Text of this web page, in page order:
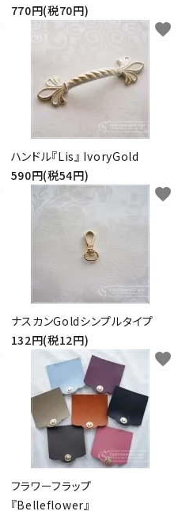
770円(税70円)
ハンドル『Lis』 IvoryGold
590円(税54円)
favorite
ナスカンGoldシンプルタイプ
132円(税12円)
favorite
フラワーフラップ
『Belleflower』
favorite